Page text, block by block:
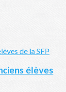
élèves